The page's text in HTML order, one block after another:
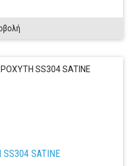
SATINE